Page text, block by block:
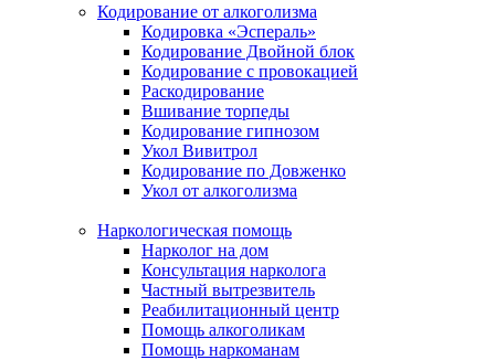
Кодирование от алкоголизма
Кодировка «Эспераль»
Кодирование Двойной блок
Кодирование с провокацией
Раскодирование
Вшивание торпеды
Кодирование гипнозом
Укол Вивитрол
Кодирование по Довженко
Укол от алкоголизма
Наркологическая помощь
Нарколог на дом
Консультация нарколога
Частный вытрезвитель
Реабилитационный центр
Помощь алкоголикам
Помощь наркоманам